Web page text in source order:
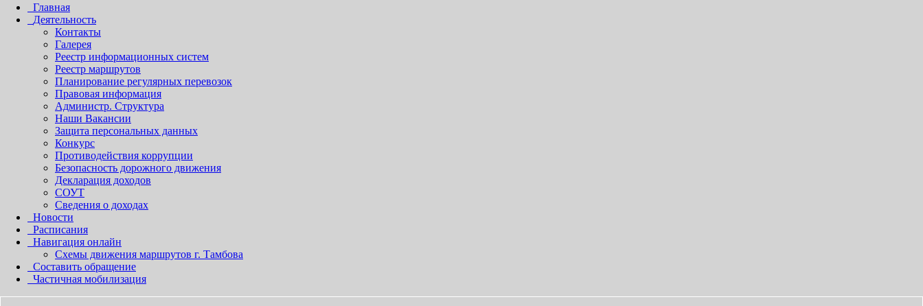
Главная
Деятельность
Контакты
Галерея
Реестр информационных систем
Реестр маршрутов
Планирование регулярных перевозок
Правовая информация
Администр. Структура
Наши Вакансии
Защита персональных данных
Конкурс
Противодействия коррупции
Безопасность дорожного движения
Декларация доходов
СОУТ
Сведения о доходах
Новости
Расписания
Навигация онлайн
Схемы движения маршрутов г. Тамбова
Составить обращение
Частичная мобилизация